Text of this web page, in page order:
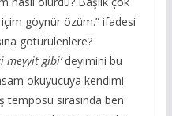
içim göynür özüm.” ifadesi
götürülenlere?
meyyit gibi’deyimini bu
okuyucuya kendimi
sırasında ben